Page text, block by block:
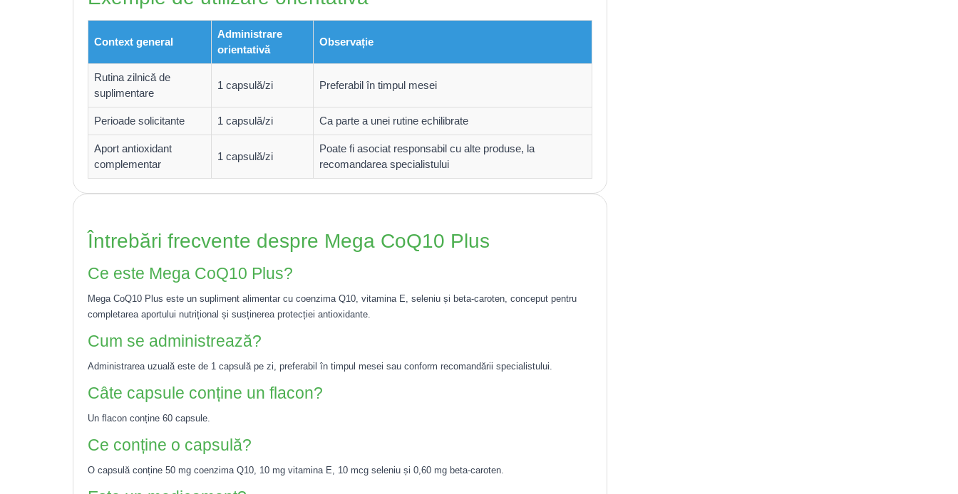
Context general
Administrare
orientativă
Observație
Rutina zilnică de
suplimentare
1 capsulă/zi Preferabil în timpul mesei
Perioade solicitante 1 capsulă/zi Ca parte a unei rutine echilibrate
Aport antioxidant
complementar
1 capsulă/zi
Poate fi asociat responsabil cu alte produse, la
recomandarea specialistului
Întrebări frecvente despre Mega CoQ10 Plus
Ce este Mega CoQ10 Plus?
Mega CoQ10 Plus este un supliment alimentar cu coenzima Q10, vitamina E, seleniu și beta-caroten, conceput pentru
completarea aportului nutrițional și susținerea protecției antioxidante.
Cum se administrează?
Administrarea uzuală este de 1 capsulă pe zi, preferabil în timpul mesei sau conform recomandării specialistului.
Câte capsule conține un flacon?
Un flacon conține 60 capsule.
Ce conține o capsulă?
O capsulă conține 50 mg coenzima Q10, 10 mg vitamina E, 10 mcg seleniu și 0,60 mg beta-caroten.